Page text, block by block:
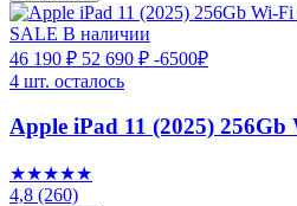
SALE В наличии
46 190 ₽ 52 690 ₽ -6500₽
4 шт. осталось
Apple iPad 11 (2025)
★★★★★
4,8 (260)